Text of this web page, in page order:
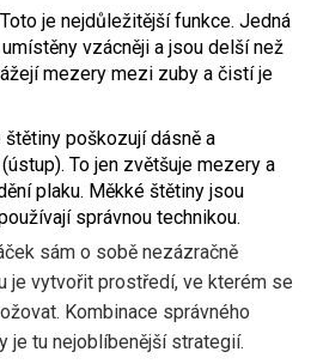
Toto je nejdůležitější funkce. Jedná
vzácněji a jsou delší než
mezery mezi zuby a čistí je
štětiny poškozují dásně a
To jen zvětšuje mezery a
plaku. Měkké štětiny jsou
správnou technikou.
sám o sobě nezázračně
je vytvořit prostředí, ve kterém se
Kombinace správného
je tu nejoblíbenější strategií.